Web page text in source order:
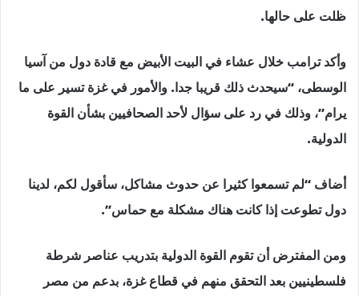
ظلت على حالها.
وأكد ترامب خلال عشاء في البيت الأبيض مع قادة دول من آسيا
الوسطى، “سيحدث ذلك قريبا جدا. والأمور في غزة تسير على ما
يرام”، وذلك في رد على سؤال لأحد الصحافيين بشأن القوة
الدولية.
أضاف “لم تسمعوا كثيرا عن حدوث مشاكل، سأقول لكم، لدينا
دول تطوعت إذا كانت هناك مشكلة مع حماس”.
ومن المفترض أن تقوم القوة الدولية بتدريب عناصر شرطة
فلسطينيين بعد التحقق منهم في قطاع غزة، بدعم من مصر